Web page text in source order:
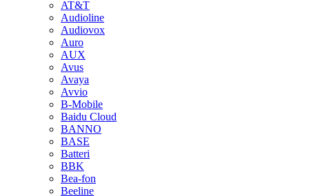
AT&T
Audioline
Audiovox
Auro
AUX
Avus
Avaya
Avvio
B-Mobile
Baidu Cloud
BANNO
BASE
Batteri
BBK
Bea-fon
Beeline